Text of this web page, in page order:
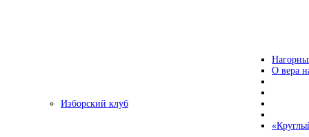
О вера
Изборский клуб